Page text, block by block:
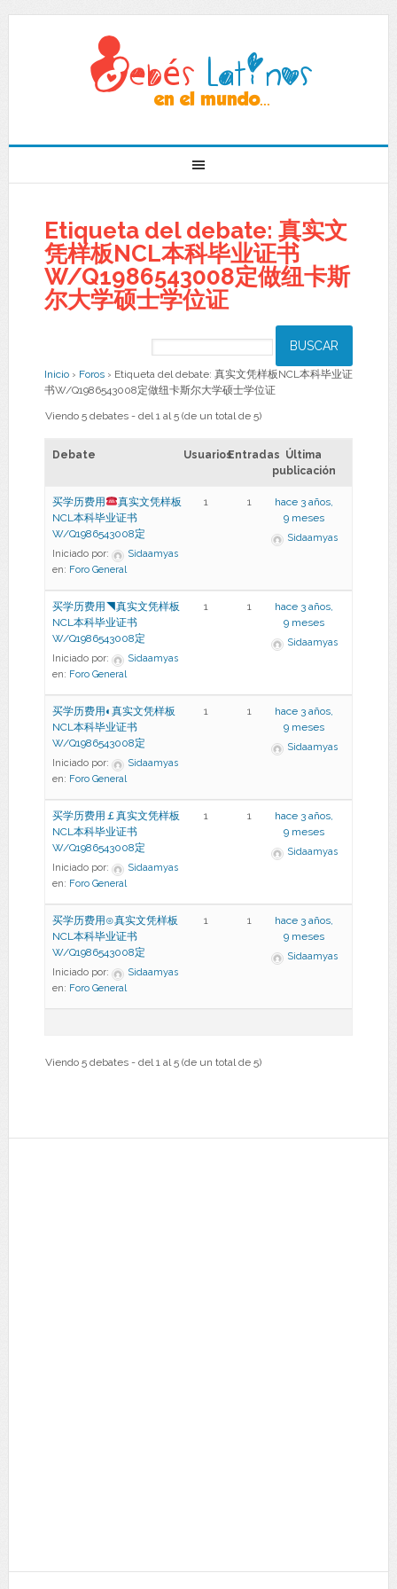
Etiqueta del debate: 真实文
凭样板NCL本科毕业证书
W/Q1986543008定做纽卡斯
尔大学硕士学位证
Inicio › Foros › Etiqueta del debate: 真实文凭样板NCL本科毕业证
书W/Q1986543008定做纽卡斯尔大学硕士学位证
Viendo 5 debates - del 1 al 5 (de un total de 5)
Debate UsuariosEntradas Última
publicación
买学历费用
真实文凭样板
NCL本科毕业证书
W/Q1986543008定
Iniciado por:
Sidaamyas
en: Foro General
1 1
hace 3 años,
9 meses
Sidaamyas
买学历费用◥真实文凭样板
NCL本科毕业证书
W/Q1986543008定
Iniciado por:
Sidaamyas
en: Foro General
1 1
hace 3 años,
9 meses
Sidaamyas
买学历费用◐真实文凭样板
NCL本科毕业证书
W/Q1986543008定
Iniciado por:
Sidaamyas
en: Foro General
1 1
hace 3 años,
9 meses
Sidaamyas
买学历费用￡真实文凭样板
NCL本科毕业证书
W/Q1986543008定
Iniciado por:
Sidaamyas
en: Foro General
1 1
hace 3 años,
9 meses
Sidaamyas
买学历费用⊙真实文凭样板
NCL本科毕业证书
W/Q1986543008定
Iniciado por:
Sidaamyas
en: Foro General
1 1
hace 3 años,
9 meses
Sidaamyas
Viendo 5 debates - del 1 al 5 (de un total de 5)